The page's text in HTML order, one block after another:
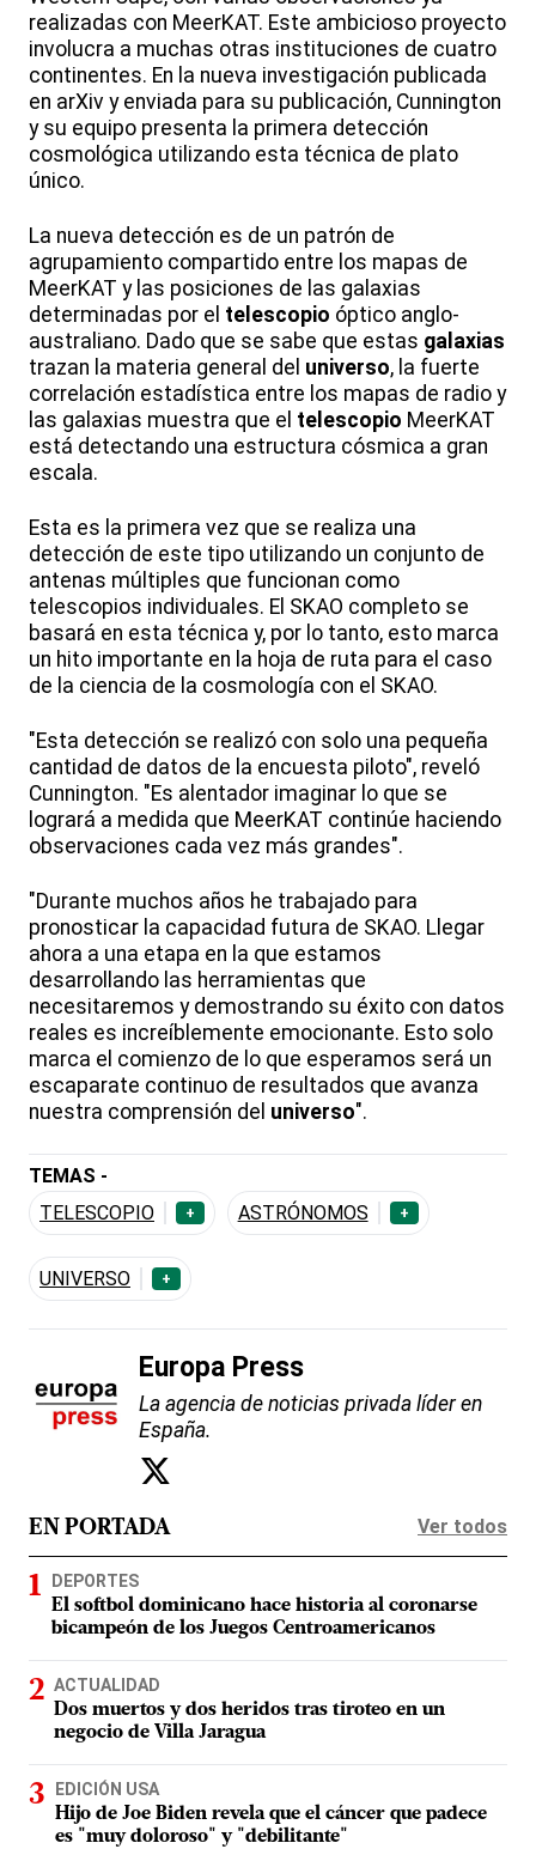
realizadas con MeerKAT. Este ambicioso proyecto
involucra a muchas otras instituciones de cuatro
continentes. En la nueva investigación publicada
en arXiv y enviada para su publicación, Cunnington
y su equipo presenta la primera detección
cosmológica utilizando esta técnica de plato
único.
La nueva detección es de un patrón de
agrupamiento compartido entre los mapas de
MeerKAT y las posiciones de las galaxias
determinadas por el telescopio óptico anglo-
australiano. Dado que se sabe que estas galaxias
trazan la materia general del universo, la fuerte
correlación estadística entre los mapas de radio y
las galaxias muestra que el telescopio MeerKAT
está detectando una estructura cósmica a gran
escala.
Esta es la primera vez que se realiza una
detección de este tipo utilizando un conjunto de
antenas múltiples que funcionan como
telescopios individuales. El SKAO completo se
basará en esta técnica y, por lo tanto, esto marca
un hito importante en la hoja de ruta para el caso
de la ciencia de la cosmología con el SKAO.
"Esta detección se realizó con solo una pequeña
cantidad de datos de la encuesta piloto", reveló
Cunnington. "Es alentador imaginar lo que se
logrará a medida que MeerKAT continúe haciendo
observaciones cada vez más grandes".
"Durante muchos años he trabajado para
pronosticar la capacidad futura de SKAO. Llegar
ahora a una etapa en la que estamos
desarrollando las herramientas que
necesitaremos y demostrando su éxito con datos
reales es increíblemente emocionante. Esto solo
marca el comienzo de lo que esperamos será un
escaparate continuo de resultados que avanza
nuestra comprensión del universo".
TEMAS -
TELESCOPIO
+ ASTRÓNOMOS +
UNIVERSO +
Europa Press
La agencia de noticias privada líder en
España.
EN PORTADA Ver todos
DEPORTES
El softbol dominicano hace historia al coronarse
bicampeón de los Juegos Centroamericanos
ACTUALIDAD
Dos muertos y dos heridos tras tiroteo en un
negocio de Villa Jaragua
EDICIÓN USA
Hijo de Joe Biden revela que el cáncer que padece
es "muy doloroso" y "debilitante"